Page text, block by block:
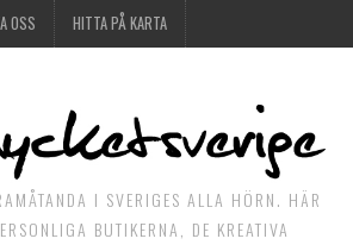
OSS HITTA PÅ KARTA
I SVERIGES ALLA HÖRN. HÄR
BUTIKERNA, DE KREATIVA